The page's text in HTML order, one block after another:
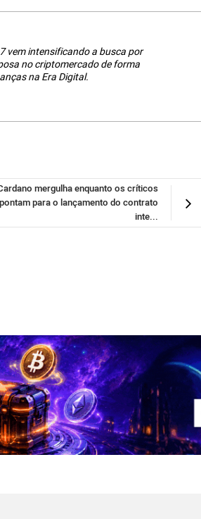
vem intensificando a busca por
no criptomercado de forma
na Era Digital.
mergulha enquanto os críticos
para o lançamento do contrato
inte...